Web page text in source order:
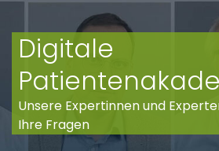
Digitale
Unsere Expertinnen und
Ihre Fragen